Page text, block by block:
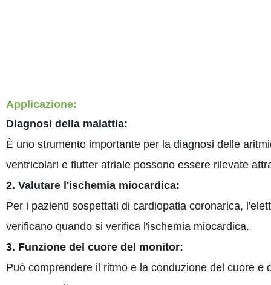
Applicazione:
Diagnosi della malattia:
È uno strumento importante per la diagnosi delle
ventricolari e flutter atriale possono essere rilevate
2. Valutare l'ischemia miocardica:
Per i pazienti sospettati di cardiopatia coronarica,
verificano quando si verifica l'ischemia miocardica.
3. Funzione del cuore del monitor:
Può comprendere il ritmo e la conduzione del cuore